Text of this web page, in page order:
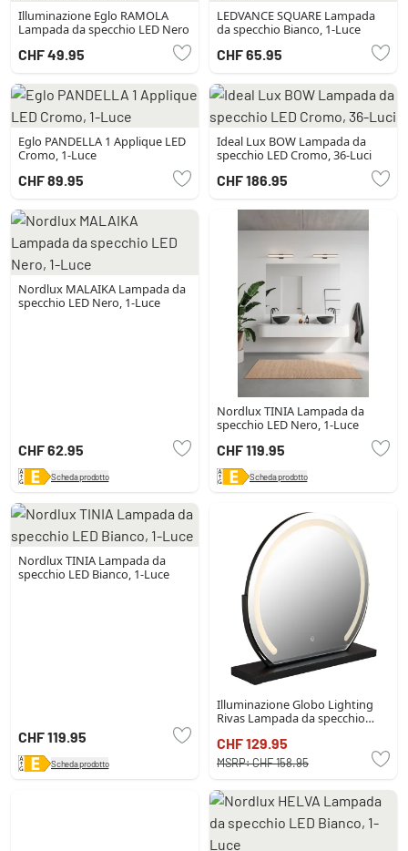
Illuminazione Eglo RAMOLA
Lampada da specchio LED Nero
CHF 49.95
LEDVANCE SQUARE Lampada
da specchio Bianco, 1-Luce
CHF 65.95
Eglo PANDELLA 1 Applique LED
Cromo, 1-Luce
CHF 89.95
Ideal Lux BOW Lampada da
specchio LED Cromo, 36-Luci
CHF 186.95
Nordlux MALAIKA Lampada da
specchio LED Nero, 1-Luce
CHF 62.95
Scheda prodotto
Nordlux TINIA Lampada da
specchio LED Nero, 1-Luce
CHF 119.95
Scheda prodotto
Nordlux TINIA Lampada da
specchio LED Bianco, 1-Luce
CHF 119.95
Scheda prodotto
Illuminazione Globo Lighting
Rivas Lampada da specchio
CHF 129.95
MSRP:CHF 158.95